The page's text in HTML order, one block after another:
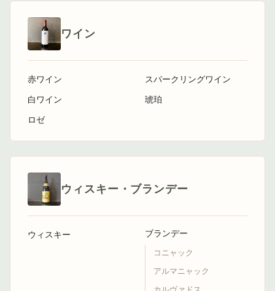
ワイン
赤ワイン
白ワイン
ロゼ
スパークリングワイン
琥珀
ウィスキー・ブランデー
ウィスキー ブランデー
コニャック
アルマニャック